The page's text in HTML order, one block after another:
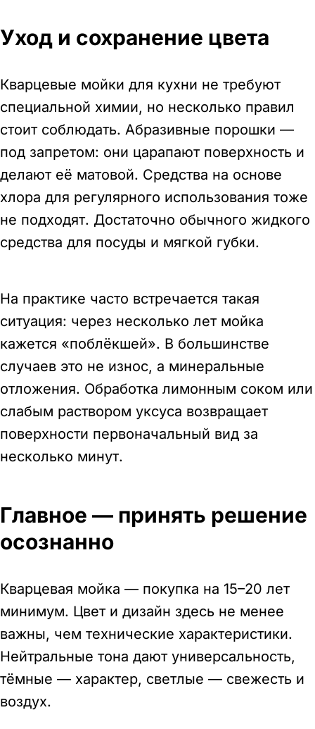
Уход и сохранение цвета
Кварцевые мойки для кухни не требуют
специальной химии, но несколько правил
стоит соблюдать. Абразивные порошки —
под запретом: они царапают поверхность и
делают её матовой. Средства на основе
хлора для регулярного использования тоже
не подходят. Достаточно обычного жидкого
средства для посуды и мягкой губки.
На практике часто встречается такая
ситуация: через несколько лет мойка
кажется «поблёкшей». В большинстве
случаев это не износ, а минеральные
отложения. Обработка лимонным соком или
слабым раствором уксуса возвращает
поверхности первоначальный вид за
несколько минут.
Главное — принять решение
осознанно
Кварцевая мойка — покупка на 15–20 лет
минимум. Цвет и дизайн здесь не менее
важны, чем технические характеристики.
Нейтральные тона дают универсальность,
тёмные — характер, светлые — свежесть и
воздух.